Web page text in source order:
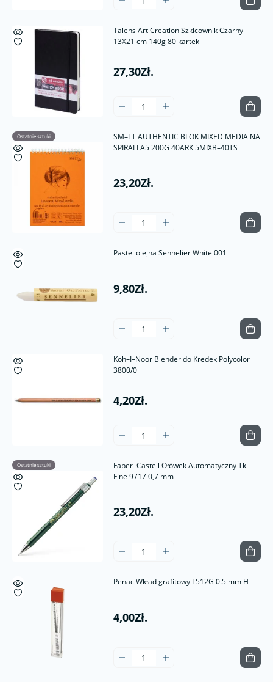
Talens Art Creation Szkicownik Czarny
13X21 cm 140g 80 kartek
27,30Zł.
Ostatnie sztuki
SM–LT AUTHENTIC BLOK MIXED MEDIA NA
SPIRALI A5 200G 40ARK 5MIXB–40TS
23,20Zł.
Pastel olejna Sennelier White 001
9,80Zł.
Koh–I–Noor Blender do Kredek Polycolor
3800/0
4,20Zł.
Ostatnie sztuki
Faber–Castell Ołówek Automatyczny Tk–
Fine 9717 0,7 mm
23,20Zł.
Penac Wkład grafitowy L512G 0.5 mm H
4,00Zł.